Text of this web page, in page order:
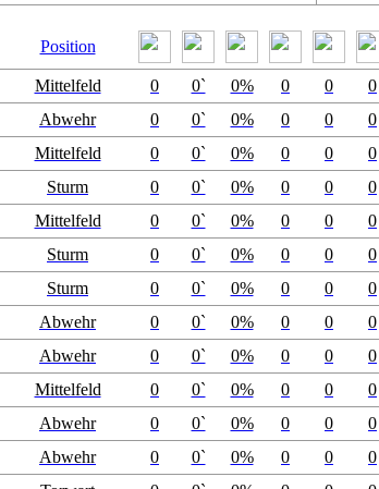
Position
Mittelfeld 0 0` 0% 0 0 0
Abwehr 0 0` 0% 0 0 0
Mittelfeld 0 0` 0% 0 0 0
Sturm 0 0` 0% 0 0 0
Mittelfeld 0 0` 0% 0 0 0
Sturm 0 0` 0% 0 0 0
Sturm 0 0` 0% 0 0 0
Abwehr 0 0` 0% 0 0 0
Abwehr 0 0` 0% 0 0 0
Mittelfeld 0 0` 0% 0 0 0
Abwehr 0 0` 0% 0 0 0
Abwehr 0 0` 0% 0 0 0